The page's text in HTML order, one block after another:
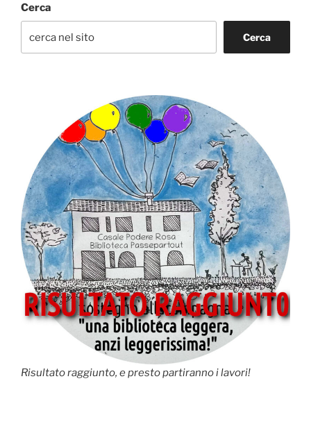
Cerca
Cerca
Risultato raggiunto, e presto partiranno i lavori!